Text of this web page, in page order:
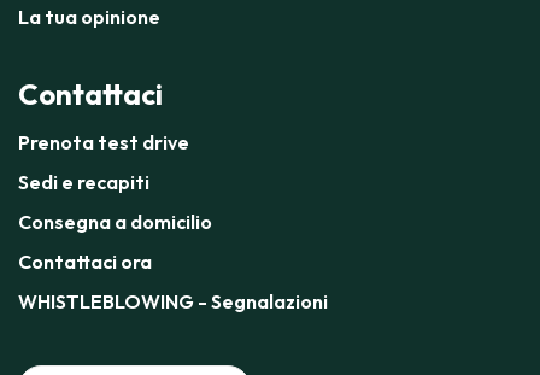
La tua opinione
Contattaci
Prenota test drive
Sedi e recapiti
Consegna a domicilio
Contattaci ora
WHISTLEBLOWING - Segnalazioni